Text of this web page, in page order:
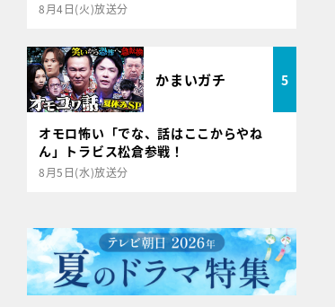
8月4日(火)放送分
かまいガチ 5
オモロ怖い「でな、話はここからやね
ん」トラビス松倉参戦！
8月5日(水)放送分